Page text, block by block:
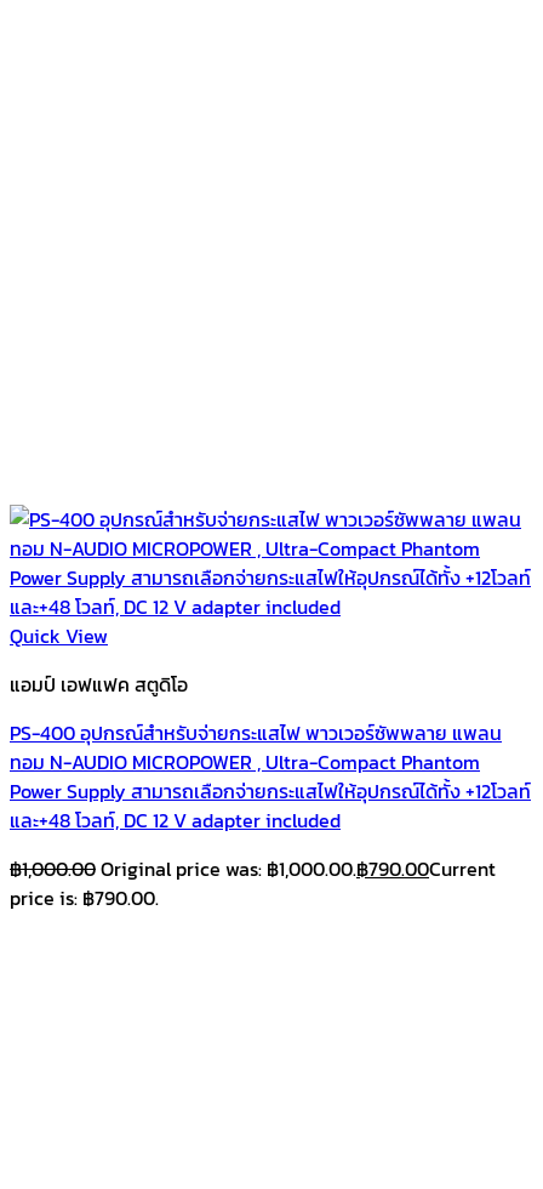
Quick View
แอมป์ เอฟแฟค สตูดิโอ
PS-400 อุปกรณ์สำหรับจ่ายกระแสไฟ พาวเวอร์ซัพพลาย แพลน
ทอม N-AUDIO MICROPOWER , Ultra-Compact Phantom
Power Supply สามารถเลือกจ่ายกระแสไฟให้อุปกรณ์ได้ทั้ง +12โวลท์
และ+48 โวลท์, DC 12 V adapter included
฿1,000.00Original price was: ฿1,000.00.฿790.00Current
price is: ฿790.00.